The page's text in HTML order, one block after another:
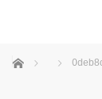
ホーム